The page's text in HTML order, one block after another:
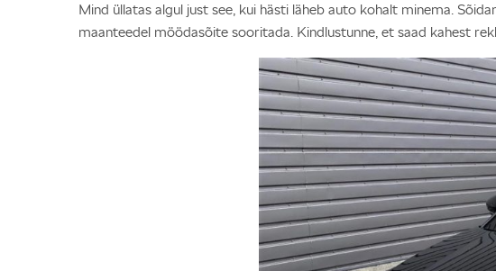
Mind üllatas algul just see, kui hästi läheb auto kohalt minema.
maanteedel möödasõite sooritada. Kindlustunne, et saad kahest